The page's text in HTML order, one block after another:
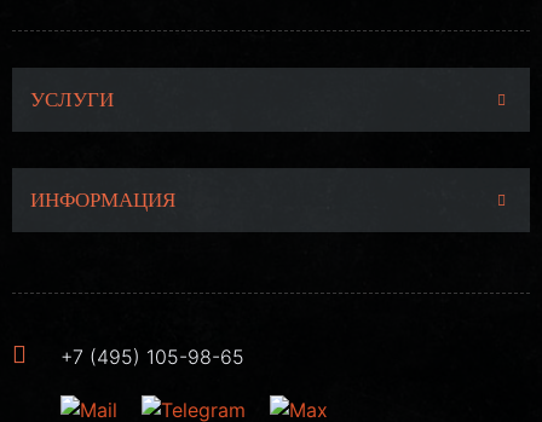
УСЛУГИ
ИНФОРМАЦИЯ
+7 (495) 105-98-65